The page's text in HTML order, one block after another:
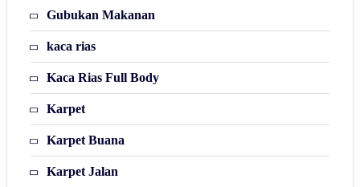
Gubukan Makanan
kaca rias
Kaca Rias Full Body
Karpet
Karpet Buana
Karpet Jalan